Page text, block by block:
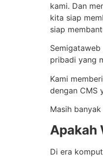
kami. Dan
kita siap
siap
pribadi yang
Kami
dengan CMS
Masih
Apakah
Di era